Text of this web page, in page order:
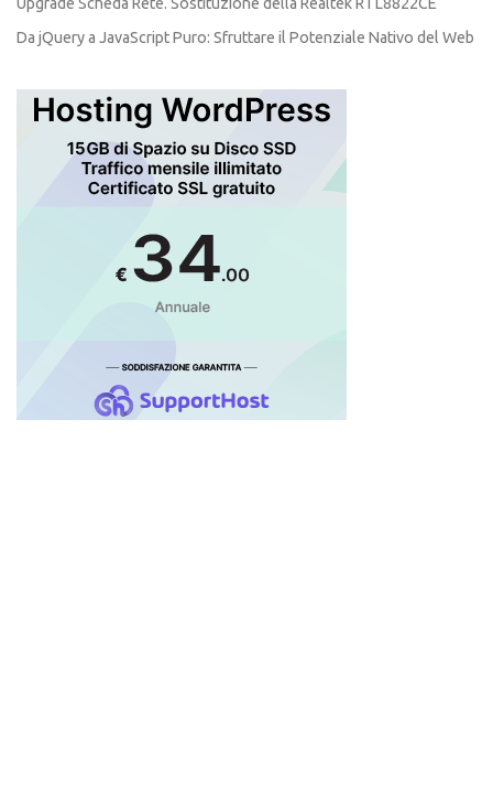
Da jQuery a JavaScript Puro: Sfruttare il Potenziale Nativo del Web